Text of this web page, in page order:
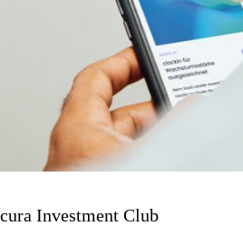
Investment Club